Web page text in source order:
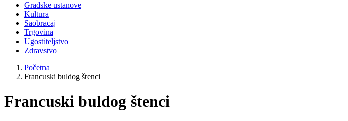
Gradske ustanove
Kultura
Saobracaj
Trgovina
Ugostiteljstvo
Zdravstvo
Početna
Francuski buldog štenci
Francuski buldog štenci